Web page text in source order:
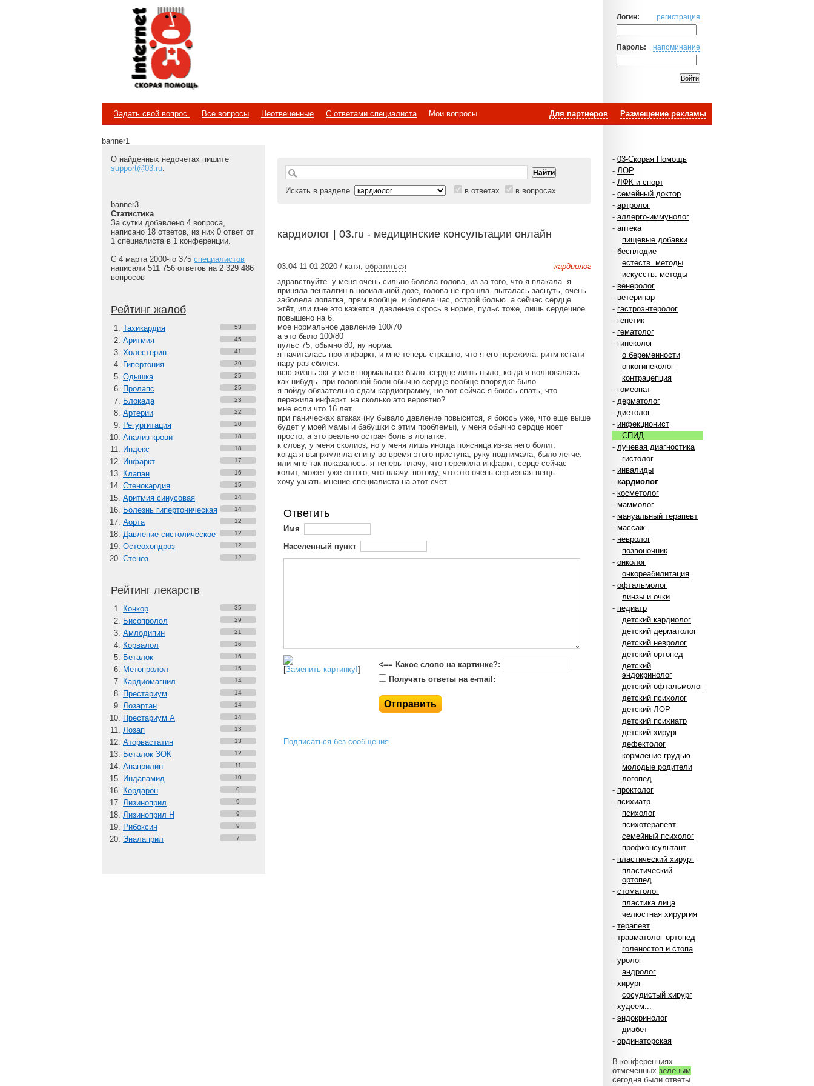
Логин: регистрация
Пароль: напоминание
Internet
Скорая помощь
Размещение рекламы
Для партнеров
Задать свой вопрос. Все вопросы Неотвеченные С ответами специалиста Мои вопросы
banner1
- 03-Скорая Помощь
- ЛОР
- ЛФК и спорт
- семейный доктор
- артролог
- аллерго-иммунолог
- аптека
пищевые добавки
- бесплодие
естеств. методы
искусств. методы
- венеролог
- ветеринар
- гастроэнтеролог
- генетик
- гематолог
- гинеколог
о беременности
онкогинеколог
контрацепция
- гомеопат
- дерматолог
- диетолог
- инфекционист
СПИД
- лучевая диагностика
гистолог
- инвалиды
- кардиолог
- косметолог
- маммолог
- мануальный терапевт
- массаж
- невролог
позвоночник
- онколог
онкореабилитация
- офтальмолог
линзы и очки
- педиатр
детский кардиолог
детский дерматолог
детский невролог
детский ортопед
детский
эндокринолог
детский офтальмолог
детский психолог
детский ЛОР
детский психиатр
детский хирург
дефектолог
кормление грудью
молодые родители
логопед
- проктолог
- психиатр
психолог
психотерапевт
семейный психолог
профконсультант
- пластический хирург
пластический
ортопед
- стоматолог
пластика лица
челюстная хирургия
- терапевт
- травматолог-ортопед
голеностоп и стопа
- уролог
андролог
- хирург
сосудистый хирург
- худеем...
- эндокринолог
диабет
- ординаторская
В конференциях
отмеченных зеленым
сегодня были ответы
О найденных недочетах пишите
support@03.ru.
banner3
Статистика
За сутки добавлено 4 вопроса,
написано 18 ответов, из них 0 ответ от
1 специалиста в 1 конференции.
С 4 марта 2000-го 375 специалистов
написали 511 756 ответов на 2 329 486
вопросов
Рейтинг жалоб
Тахикардия 53
Аритмия 45
Холестерин 41
Гипертония 39
Одышка 25
Пролапс 25
Блокада 23
Артерии 22
Регургитация 20
Анализ крови 18
Индекс 18
Инфаркт 17
Клапан 16
Стенокардия 15
Аритмия синусовая 14
Болезнь гипертоническая 14
Аорта 12
Давление систолическое 12
Остеохондроз 12
Стеноз 12
Рейтинг лекарств
Конкор 35
Бисопролол 29
Амлодипин 21
Корвалол 16
Беталок 16
Метопролол 15
Кардиомагнил 14
Престариум 14
Лозартан 14
Престариум А 14
Лозап 13
Аторвастатин 13
Беталок ЗОК 12
Анаприлин 11
Индапамид 10
Кордарон 9
Лизиноприл 9
Лизиноприл Н 9
Рибоксин 9
Эналаприл 7
Искать в разделе в ответах в вопросах
кардиолог | 03.ru - медицинские консультации онлайн
кардиолог
03:04 11-01-2020 / катя, обратиться
здравствуйте. у меня очень сильно болела голова, из-за того, что я плакала. я
приняла пенталгин в нооиальной дозе, голова не прошла. пыталась заснуть, очень
заболела лопатка, прям вообще. и болела час, острой болью. а сейчас сердце
жгёт, или мне это кажется. давление скрось в норме, пульс тоже, лишь сердечное
повышено на 6.
мое нормальное давление 100/70
а это было 100/80
пульс 75, обычно 80, ну норма.
я начиталась про инфаркт, и мне теперь страшно, что я его пережила. ритм кстати
пару раз сбился.
всю жизнь экг у меня нормальное было. сердце лишь ныло, когда я волновалась
как-нибудь. при головной боли обычно сердце вообще впорядке было.
я пойду обязательно сдам кардиограмму, но вот сейчас я боюсь спать, что
пережила инфаркт. на сколько это вероятно?
мне если что 16 лет.
при паническах атаках (ну бывало давление повысится, я боюсь уже, что еще выше
будет у моей мамы и бабушки с этим проблемы), у меня обычно сердце ноет
просто, а это реально острая боль в лопатке.
к слову, у меня сколиоз, но у меня лишь иногда поясница из-за него болит.
когда я выпрямляла спину во время этого приступа, руку поднимала, было легче.
или мне так показалось. я теперь плачу, что пережила инфаркт, серце сейчас
колит, может уже оттого, что плачу. потому, что это очень серьезная вещь.
хочу узнать мнение специалиста на этот счёт
Ответить
Имя
Населенный пункт
[Заменить картинку!]
<== Какое слово на картинке?:
Получать ответы на e-mail:
Подписаться без сообщения